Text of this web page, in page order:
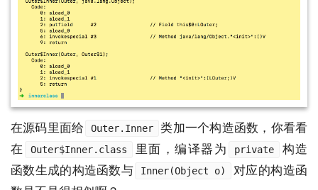
在源码里面给 Outer.Inner
类加一个构造函数，你看看
在
Outer$Inner.class 里面，编译器为 private
构造
函数生成的构造函数与
Inner(Object o)
对应的构造函